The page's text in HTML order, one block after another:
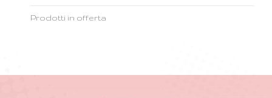
Prodotti in offerta